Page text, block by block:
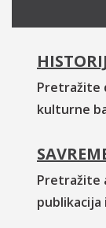
Pretražite
kulturne
Pretražite
publikacija